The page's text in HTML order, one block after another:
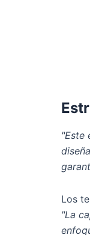
"Este
Los
"La